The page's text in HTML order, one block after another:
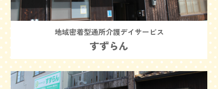
地域密着型通所介護デイサービス
すずらん